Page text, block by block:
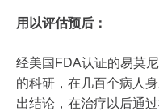
用以评估预后：
经美国FDA认证的易莫
的科研，在几百个病人
出结论，在治疗以后通